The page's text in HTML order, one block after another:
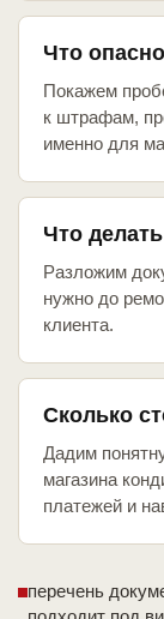
Что опасно
Покажем
к штрафам,
именно для
Что
Разложим
нужно до
клиента.
Сколько
Дадим
магазина
платежей и
перечень